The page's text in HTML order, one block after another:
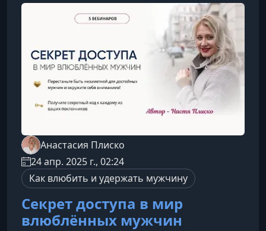
динамики привлекательности.Что вы
разберёте на вебинареПрограмма построена
так, чтобы дать вам целостное понимание
механизмов
Анастасия Плиско
24 апр. 2025 г., 02:24
Как влюбить и удержать мужчину
Секрет доступа в мир
влюблённых мужчин